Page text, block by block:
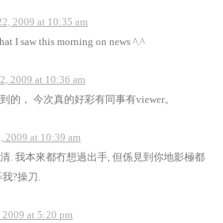
2009 at 10:35 am
I saw this morning on news ^.^
2009 at 10:36 am
的， 今次真的好彩有同事有viewer。
2009 at 10:39 am
. 我本來都冇想過出手, 但係見到你地影極都
?操刀.
at 5:20 pm